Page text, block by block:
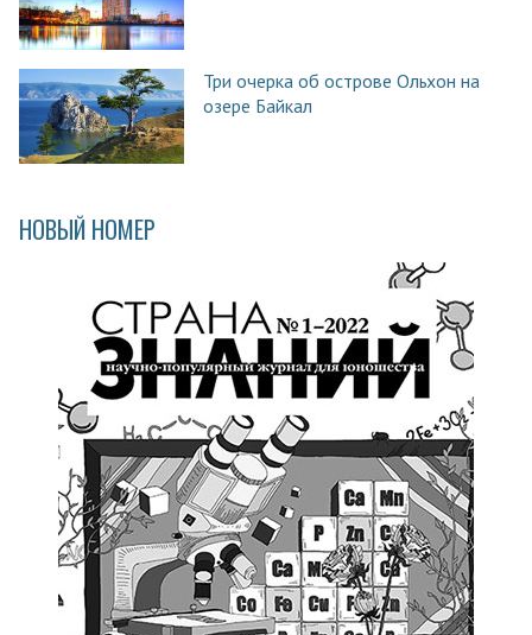
Три очерка об острове Ольхон на
озере Байкал
НОВЫЙ НОМЕР